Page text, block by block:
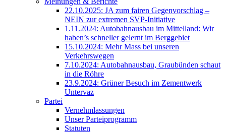
22.10.2025: JA zum fairen Gegenvorschlag –
NEIN zur extremen SVP-Initiative
1.11.2024: Autobahnausbau im Mittelland: Wir
haben’s schneller gelernt im Berggebiet
15.10.2024: Mehr Mass bei unseren
Verkehrswegen
7.10.2024: Autobahnausbau, Graubünden schaut
in die Röhre
23.9.2024: Grüner Besuch im Zementwerk
Untervaz
Partei
Vernehmlassungen
Unser Parteiprogramm
Statuten